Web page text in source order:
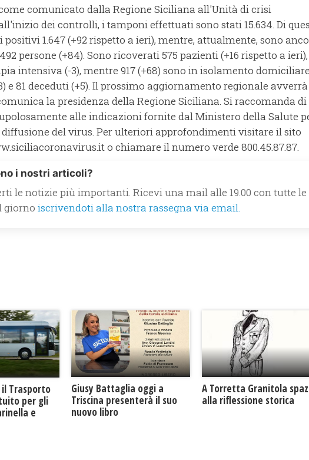
comunicato dalla Regione Siciliana all'Unità di crisi
dei controlli, i tamponi effettuati sono stati 15.634. Di
1.647 (+92 rispetto a ieri), mentre, attualmente, sono
persone (+84). Sono ricoverati 575 pazienti (+16 rispetto a
intensiva (-3), mentre 917 (+68) sono in isolamento
e 81 deceduti (+5). Il prossimo aggiornamento regionale avverrà
la presidenza della Regione Siciliana. Si raccomanda di
alle indicazioni fornite dal Ministero della Salute
del virus. Per ulteriori approfondimenti visitare il sito
o chiamare il numero verde 800.45.87.87.
i nostri articoli?
le notizie più importanti. Ricevi una mail alle 19.00 con tutte le
giorno iscrivendoti alla nostra rassegna via email.
Trasporto
per gli
e
Giusy Battaglia oggi a
Triscina presenterà il suo
nuovo libro
​A Torretta Granitola
alla riflessione storica